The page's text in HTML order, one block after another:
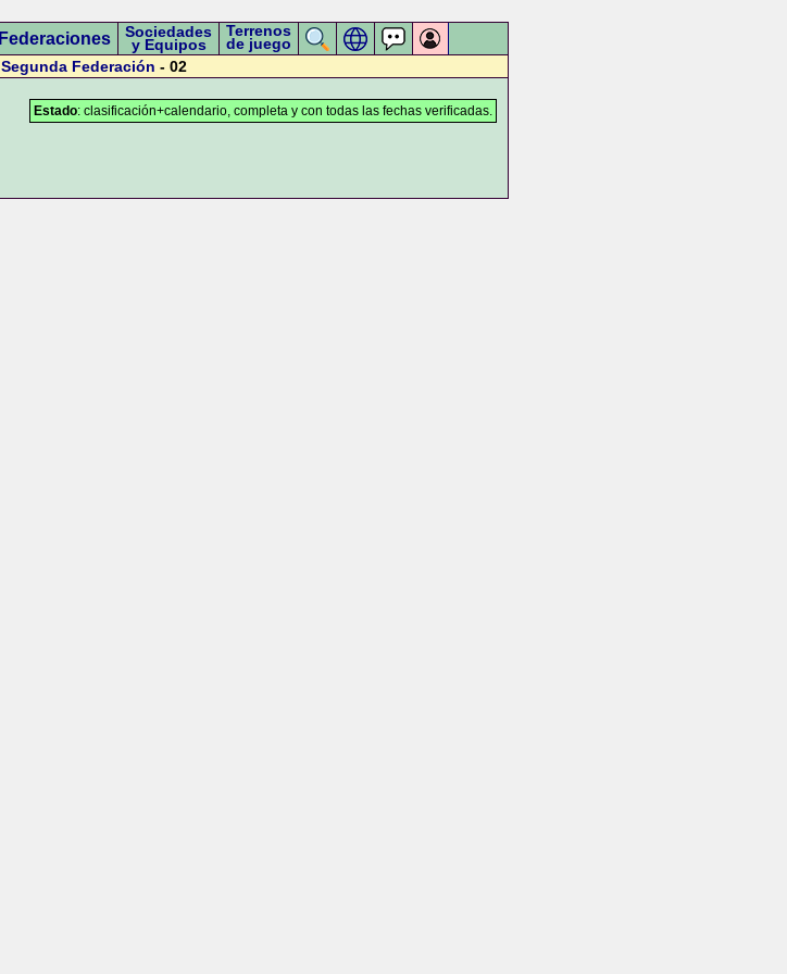
Federaciones Sociedades
y Equipos
Terrenos
de juego
Segunda Federación - 02
Estado: clasificación+calendario, completa y con todas las fechas verificadas.